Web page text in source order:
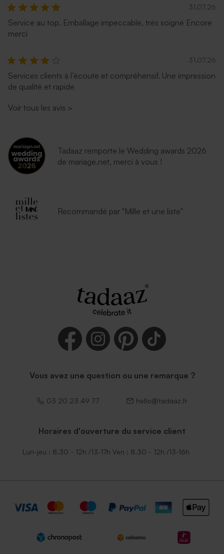
31.07.26
Service au top. Emballage impeccable, très soigné Encore
merci
31.07.26
Services clients à l’écoute et compréhensif. Une impression
de qualité et rapide
Voir tous les avis >
Tadaaz remporte le Wedding awards 2026
de mariage.net, merci à vous !
Recommandé par "Mille et une liste"
Vous avez une question ou une remarque ?
03 20 23 49 77 hello@tadaaz.fr
Horaires d'ouverture du service client
Lun-jeu : 8.30 - 12h /13-17h Ven : 8.30 - 12h /13-16h